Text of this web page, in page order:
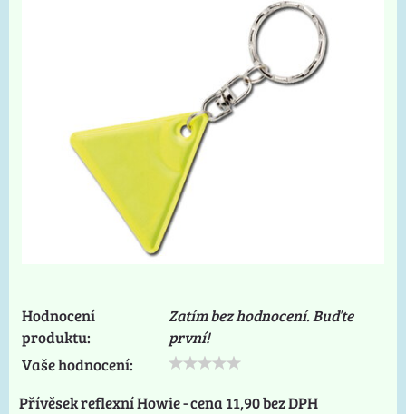
Hodnocení
produktu:
Zatím bez hodnocení. Buďte
první!
Vaše hodnocení:
Přívěsek reflexní Howie - cena 11,90 bez DPH